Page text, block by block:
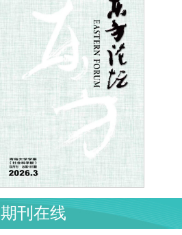
期刊在线